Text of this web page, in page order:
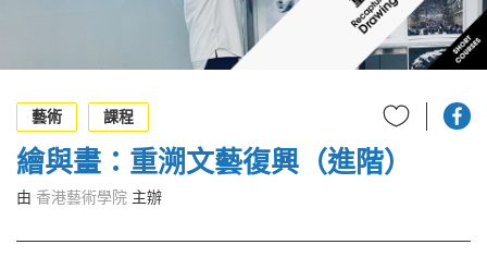
EN
藝術
課程
繪與畫：重溯文藝復興（進階）
由 香港藝術學院 主辦